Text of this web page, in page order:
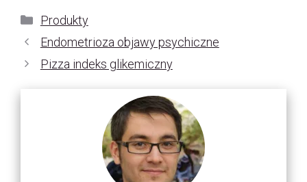
Kategorie
Produkty
Endometrioza objawy psychiczne
Pizza indeks glikemiczny